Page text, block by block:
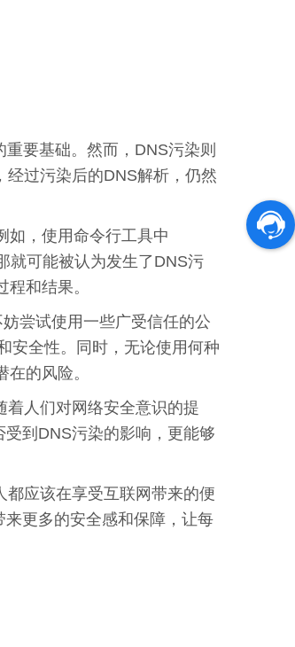
要基础。然而，DNS污染则
过污染后的DNS解析，仍然
如，使用命令行工具中
就可能被认为发生了DNS污
和结果。
尝试使用一些广受信任的公
安全性。同时，无论使用何种
的风险。
人们对网络安全意识的提
到DNS污染的影响，更能够
应该在享受互联网带来的便
更多的安全感和保障，让每